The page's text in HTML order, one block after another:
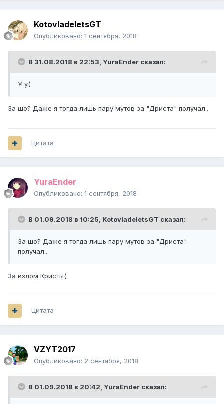
KotovladeletsGT
Опубликовано: 1 сентября, 2018
В 31.08.2018 в 22:53, YuraEnder сказал:
Угу(
За шо? Даже я тогда лишь пару мутов за "Дриста" получал..
Цитата
YuraEnder
Опубликовано: 1 сентября, 2018
В 01.09.2018 в 10:25, KotovladeletsGT сказал:
За шо? Даже я тогда лишь пару мутов за "Дриста"
получал..
За взлом Кристы(
Цитата
VZYT2017
Опубликовано: 2 сентября, 2018
В 01.09.2018 в 20:42, YuraEnder сказал: